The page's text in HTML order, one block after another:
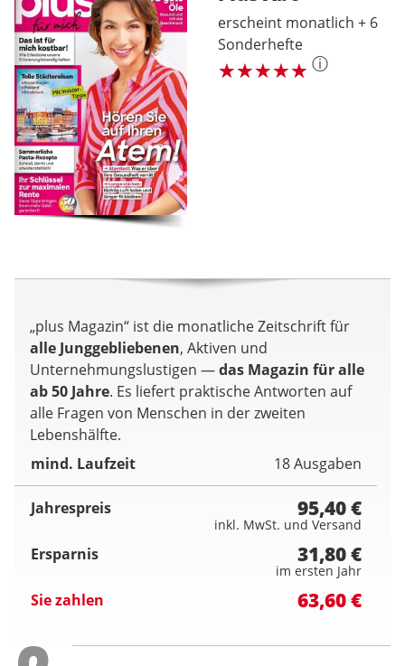
erscheint monatlich + 6
Sonderhefte
ⓘ
„plus Magazin“ ist die monatliche Zeitschrift für
alle Junggebliebenen, Aktiven und
Unternehmungslustigen —das Magazin für alle
ab 50 Jahre. Es liefert praktische Antworten auf
alle Fragen von Menschen in der zweiten
Lebenshälfte.
mind. Laufzeit
18 Ausgaben
Jahrespreis 95,40 €
inkl. MwSt. und Versand
Ersparnis 31,80 €
im ersten Jahr
Sie zahlen 63,60 €